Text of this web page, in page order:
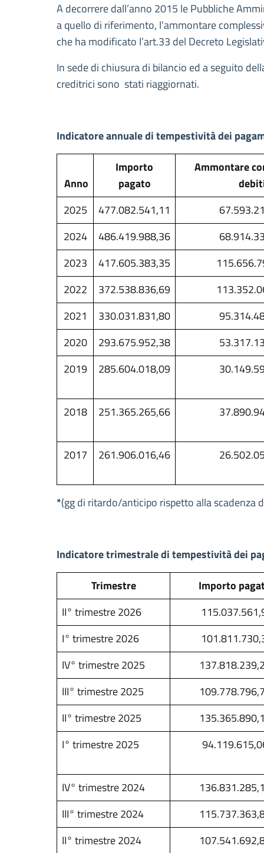
A decorrere dall’anno 2015 le Pubbliche
a quello di riferimento, l’ammontare
che ha modificato l’art.33 del Decreto
In sede di chiusura di bilancio ed a seguito
creditrici sono stati riaggiornati.
Indicatore annuale di tempestività dei
Anno
Importo
pagato
Ammontare
2025
477.082.541,11
2024
486.419.988,36
2023
417.605.383,35
2022
372.538.836,69
2021
330.031.831,80
2020
293.675.952,38
2019
285.604.018,09
2018 251.365.265,66
2017 261.906.016,46
*(gg di ritardo/anticipo rispetto alla scadenza
Indicatore trimestrale di tempestività dei
Trimestre
Importo
II° trimestre 2026
I° trimestre 2026
IV° trimestre 2025
III° trimestre 2025
II° trimestre 2025
I° trimestre 2025
IV° trimestre 2024
III° trimestre 2024
II° trimestre 2024